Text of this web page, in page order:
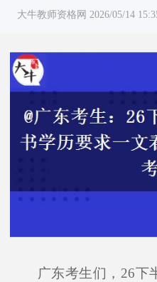
大牛教师资格网 2026/05/14
广东考生们，26下